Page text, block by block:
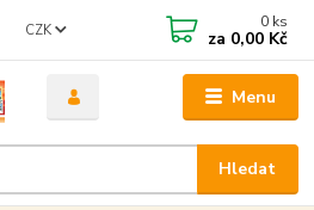
Menu
CZK
Hledat
0 ks
za 0,00 Kč